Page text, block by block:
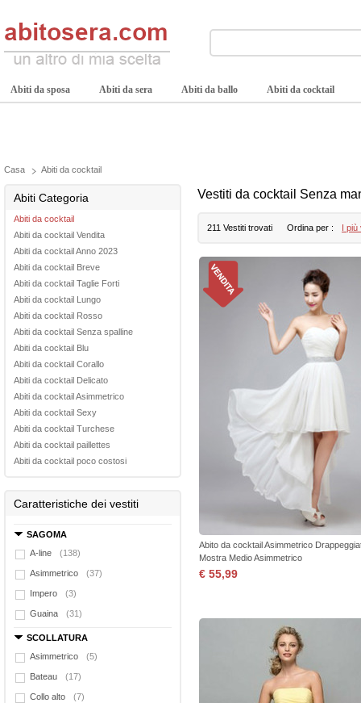
Abiti da sposa Abiti da sera Abiti da ballo Abiti da cocktail
Casa Abiti da cocktail
Abiti Categoria
Abiti da cocktail
Abiti da cocktail Vendita
Abiti da cocktail Anno 2023
Abiti da cocktail Breve
Abiti da cocktail Taglie Forti
Abiti da cocktail Lungo
Abiti da cocktail Rosso
Abiti da cocktail Senza spalline
Abiti da cocktail Blu
Abiti da cocktail Corallo
Abiti da cocktail Delicato
Abiti da cocktail Asimmetrico
Abiti da cocktail Sexy
Abiti da cocktail Turchese
Abiti da cocktail paillettes
Abiti da cocktail poco costosi
Caratteristiche dei vestiti
SAGOMA
A-line
(138)
Asimmetrico (37)
Impero (3)
Guaina (31)
SCOLLATURA
Asimmetrico
(5)
Bateau (17)
Collo alto (7)
Vestiti da cocktail Senza
211 Vestiti trovati Ordina per : I più
Abito da cocktail Asimmetrico
Mostra Medio Asimmetrico
€ 55,99